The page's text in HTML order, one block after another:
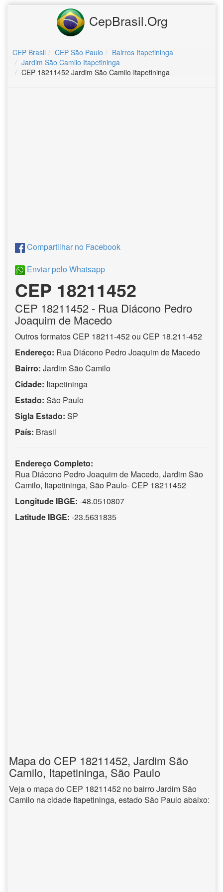
CepBrasil.Org
CEP Brasil CEP São Paulo
Bairros Itapetininga
Jardim São Camilo Itapetininga
CEP 18211452 Jardim São Camilo Itapetininga
Compartilhar no Facebook
Enviar pelo Whatsapp
CEP 18211452
CEP 18211452 - Rua Diácono Pedro
Joaquim de Macedo
Outros formatos CEP 18211-452 ou CEP 18.211-452
Endereço: Rua Diácono Pedro Joaquim de Macedo
Bairro: Jardim São Camilo
Cidade: Itapetininga
Estado: São Paulo
Sigla Estado: SP
País: Brasil
Endereço Completo:
Rua Diácono Pedro Joaquim de Macedo, Jardim São
Camilo, Itapetininga, São Paulo- CEP 18211452
Longitude IBGE: -48.0510807
Latitude IBGE: -23.5631835
Mapa do CEP 18211452, Jardim São
Camilo, Itapetininga, São Paulo
Veja o mapa do CEP 18211452 no bairro Jardim São
Camilo na cidade Itapetininga, estado São Paulo abaixo: